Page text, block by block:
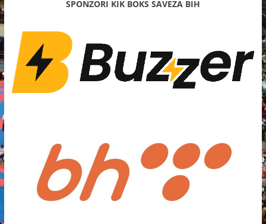
SPONZORI KIK BOKS SAVEZA BIH